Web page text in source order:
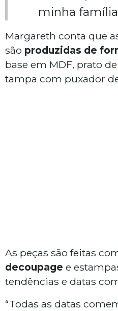
minha
Margareth conta que
são produzidas de
base em MDF, prato
tampa com puxador
As peças são feitas
decoupage e
tendências e datas
“Todas as datas